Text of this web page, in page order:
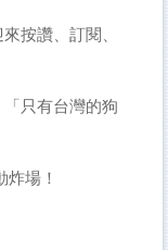
按讚、訂閱、
只有台灣的狗
場！